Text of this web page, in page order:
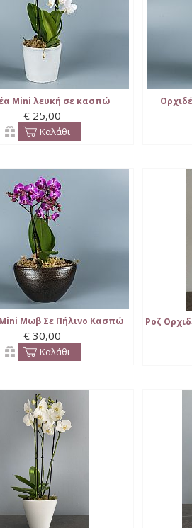
Mini λευκή σε κασπώ
€ 25,00
Καλάθι
Μωβ Σε Πήλινο Κασπώ
€ 30,00
Καλάθι
Ροζ